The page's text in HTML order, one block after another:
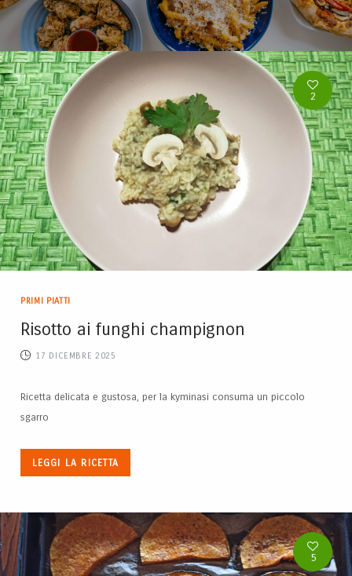
2
PRIMI PIATTI
Risotto ai funghi champignon
17 DICEMBRE 2025
Ricetta delicata e gustosa, per la kyminasi consuma un piccolo
sgarro
LEGGI LA RICETTA
5